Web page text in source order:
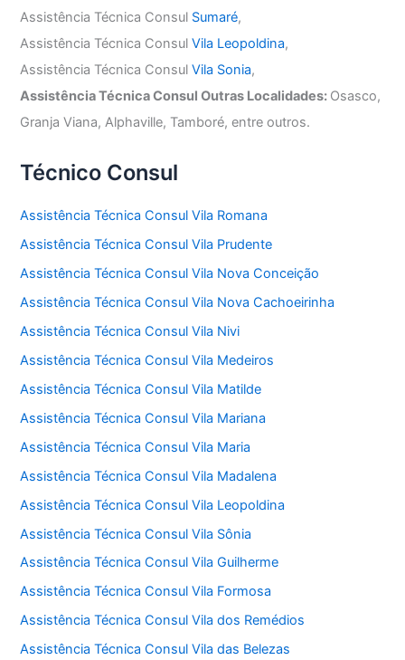
Assistência Técnica Consul Sumaré,
Assistência Técnica ConsulVila Leopoldina,
Assistência Técnica ConsulVila Sonia,
Assistência Técnica Consul Outras Localidades: Osasco,
Granja Viana, Alphaville, Tamboré, entre outros.
Técnico Consul
Assistência Técnica Consul Vila Romana
Assistência Técnica Consul Vila Prudente
Assistência Técnica Consul Vila Nova Conceição
Assistência Técnica Consul Vila Nova Cachoeirinha
Assistência Técnica Consul Vila Nivi
Assistência Técnica Consul Vila Medeiros
Assistência Técnica Consul Vila Matilde
Assistência Técnica Consul Vila Mariana
Assistência Técnica Consul Vila Maria
Assistência Técnica Consul Vila Madalena
Assistência Técnica Consul Vila Leopoldina
Assistência Técnica Consul Vila Sônia
Assistência Técnica Consul Vila Guilherme
Assistência Técnica Consul Vila Formosa
Assistência Técnica Consul Vila dos Remédios
Assistência Técnica Consul Vila das Belezas